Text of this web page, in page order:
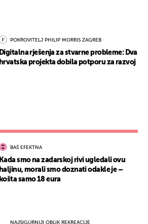
POKROVITELJ PHILIP MORRIS ZAGREB
Digitalna rješenja za stvarne probleme: Dva
hrvatska projekta dobila potporu za razvoj
BAŠ EFEKTNA
Kada smo na zadarskoj rivi ugledali ovu
haljinu, morali smo doznati odakle je –
košta samo 18 eura
NAJSIGURNIJI OBLIK REKREACIJE